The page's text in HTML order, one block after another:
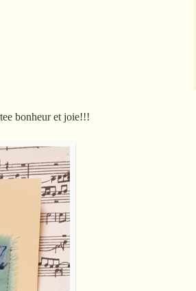
bonheur et joie!!!